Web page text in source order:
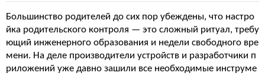
Большинство родителей до сих пор убеждены, что настро
йка родительского контроля — это сложный ритуал, требу
ющий инженерного образования и недели свободного вре
мени. На деле производители устройств и разработчики п
риложений уже давно зашили все необходимые инструме